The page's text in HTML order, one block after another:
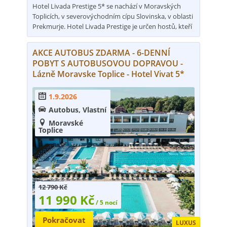
Hotel Livada Prestige 5* se nachází v Moravských
Toplicích, v severovýchodním cípu Slovinska, v oblasti
Prekmurje. Hotel Livada Prestige je určen hostů, kteří
si na dovolené přejí odpočinout a udělat něco pro své
zdraví. Monho hostů hotelu Termal využívá služby
terapeutačního centra Thermalium, jeho služby jsou
svázané s účinky černé termominerální vody. V hotelu
je proto oceňován hlavně klid, proto je hotelová
atmosféra i atmosféra příjemná a uklidňující. Hotel
nabízí nespočet vodních cvičení a programů pro
udržení zdraví a dobrého životního stylu.
Všechny bazény v hotelu a v TERME 3000 mají
termominerální vodu s léčivými účinky. Voda v
bazénech je filtrovaná a chlorovaná. Voda v černých
bazénech není filtrovaná a není chlorovaná.
AKCE AUTOBUS ZDARMA - 6-DENNÍ
POBYT S AUTOBUSOVOU DOPRAVOU -
Lázně Moravske Toplice - Hotel Vivat 5*
 1.9.2026
 Autobus, Vlastní
 Moravské
Toplice
LUXUS
12 790 Kč
11 990 Kč/ 5 nocí
Pokračovat